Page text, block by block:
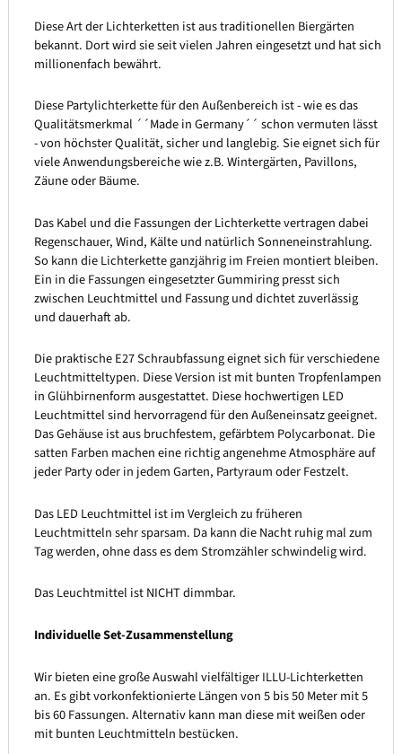
Diese Art der Lichterketten ist aus traditionellen Biergärten
bekannt. Dort wird sie seit vielen Jahren eingesetzt und hat sich
millionenfach bewährt.
Diese Partylichterkette für den Außenbereich ist - wie es das
Qualitätsmerkmal ´´Made in Germany´´ schon vermuten lässt
- von höchster Qualität, sicher und langlebig. Sie eignet sich für
viele Anwendungsbereiche wie z.B. Wintergärten, Pavillons,
Zäune oder Bäume.
Das Kabel und die Fassungen der Lichterkette vertragen dabei
Regenschauer, Wind, Kälte und natürlich Sonneneinstrahlung.
So kann die Lichterkette ganzjährig im Freien montiert bleiben.
Ein in die Fassungen eingesetzter Gummiring presst sich
zwischen Leuchtmittel und Fassung und dichtet zuverlässig
und dauerhaft ab.
Die praktische E27 Schraubfassung eignet sich für verschiedene
Leuchtmitteltypen. Diese Version ist mit bunten Tropfenlampen
in Glühbirnenform ausgestattet. Diese hochwertigen LED
Leuchtmittel sind hervorragend für den Außeneinsatz geeignet.
Das Gehäuse ist aus bruchfestem, gefärbtem Polycarbonat. Die
satten Farben machen eine richtig angenehme Atmosphäre auf
jeder Party oder in jedem Garten, Partyraum oder Festzelt.
Das LED Leuchtmittel ist im Vergleich zu früheren
Leuchtmitteln sehr sparsam. Da kann die Nacht ruhig mal zum
Tag werden, ohne dass es dem Stromzähler schwindelig wird.
Das Leuchtmittel ist NICHT dimmbar.
Individuelle Set-Zusammenstellung
Wir bieten eine große Auswahl vielfältiger ILLU-Lichterketten
an. Es gibt vorkonfektionierte Längen von 5 bis 50 Meter mit 5
bis 60 Fassungen. Alternativ kann man diese mit weißen oder
mit bunten Leuchtmitteln bestücken.